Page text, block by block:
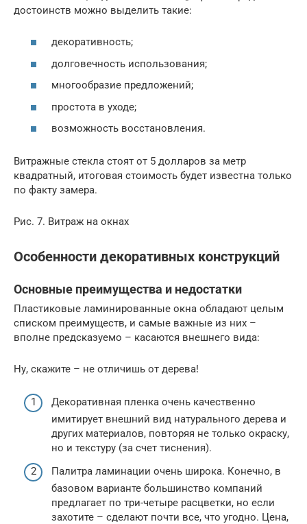
достоинств можно выделить такие:
декоративность;
долговечность использования;
многообразие предложений;
простота в уходе;
возможность восстановления.
Витражные стекла стоят от 5 долларов за метр
квадратный, итоговая стоимость будет известна только
по факту замера.
Рис. 7. Витраж на окнах
Особенности декоративных конструкций
Основные преимущества и недостатки
Пластиковые ламинированные окна обладают целым
списком преимуществ, и самые важные из них –
вполне предсказуемо – касаются внешнего вида:
Ну, скажите – не отличишь от дерева!
Декоративная пленка очень качественно
имитирует внешний вид натурального дерева и
других материалов, повторяя не только окраску,
но и текстуру (за счет тиснения).
Палитра ламинации очень широка. Конечно, в
базовом варианте большинство компаний
предлагает по три-четыре расцветки, но если
захотите – сделают почти все, что угодно. Цена,